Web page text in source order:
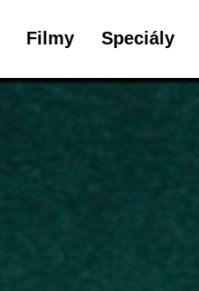
Filmy Speciály